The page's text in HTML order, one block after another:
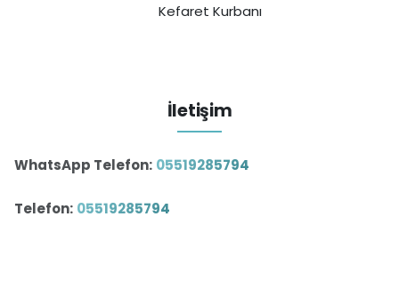
Kefaret Kurbanı
İletişim
WhatsApp Telefon: 05519285794
Telefon: 05519285794